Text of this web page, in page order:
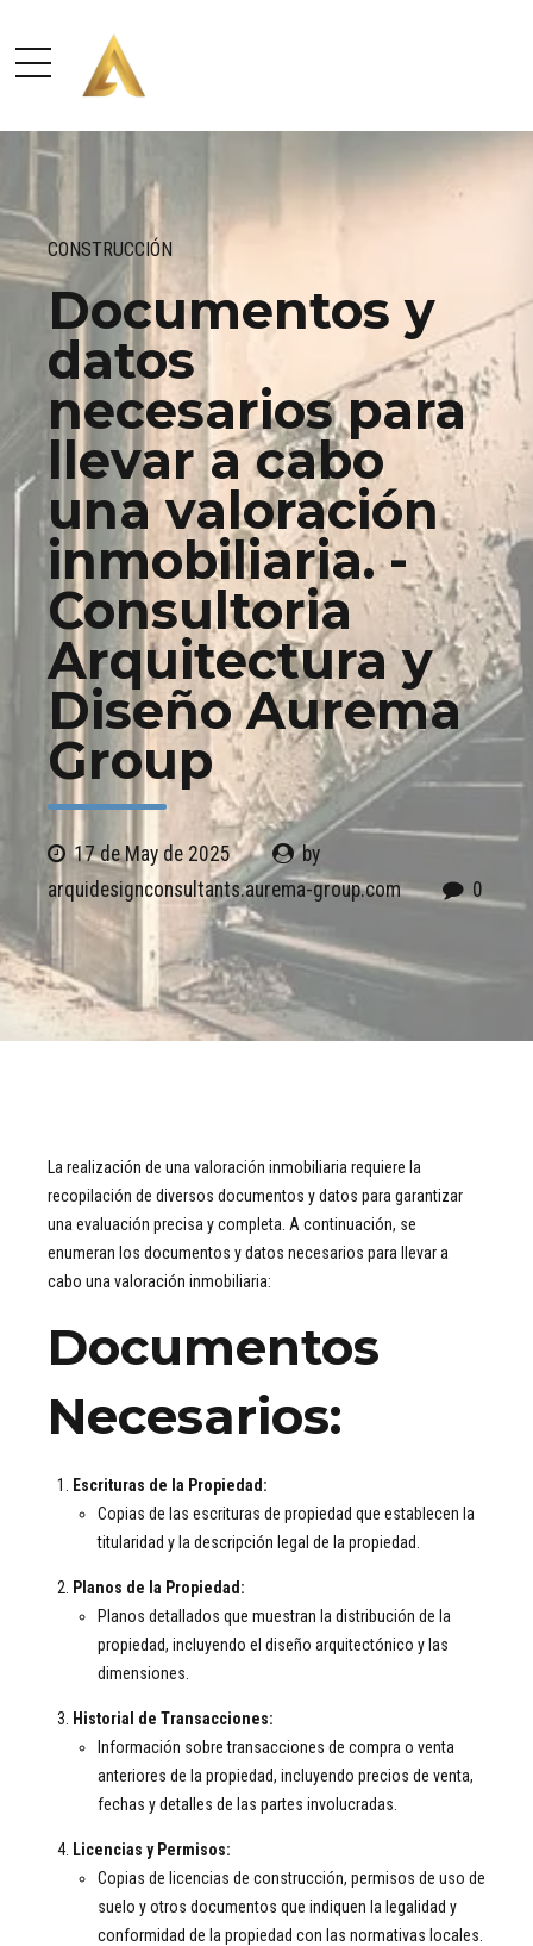
CONSTRUCCIÓN
Documentos y
datos
necesarios para
llevar a cabo
una valoración
inmobiliaria. -
Consultoria
Arquitectura y
Diseño Aurema
Group
17 de May de 2025
by
arquidesignconsultants.aurema-group.com
0
La realización de una valoración inmobiliaria requiere la
recopilación de diversos documentos y datos para garantizar
una evaluación precisa y completa. A continuación, se
enumeran los documentos y datos necesarios para llevar a
cabo una valoración inmobiliaria:
Documentos
Necesarios:
Escrituras de la Propiedad:
Copias de las escrituras de propiedad que establecen la
titularidad y la descripción legal de la propiedad.
Planos de la Propiedad:
Planos detallados que muestran la distribución de la
propiedad, incluyendo el diseño arquitectónico y las
dimensiones.
Historial de Transacciones:
Información sobre transacciones de compra o venta
anteriores de la propiedad, incluyendo precios de venta,
fechas y detalles de las partes involucradas.
Licencias y Permisos:
Copias de licencias de construcción, permisos de uso de
suelo y otros documentos que indiquen la legalidad y
conformidad de la propiedad con las normativas locales.